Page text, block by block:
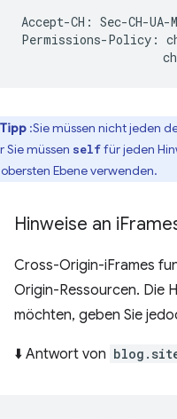
Accept-CH: Sec-CH-UA-
Permissions-Policy:
Tipp :Sie müssen nicht jeden
Sie müssen selffür jeden
Ebene verwenden.
Hinweise an i
Cross-Origin-iFrames
Origin-Ressourcen. Die
möchten, geben Sie
⬇️ Antwort von